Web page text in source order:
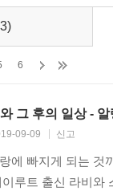
사람이 다른 사람
불완전하게 끝날
고 깨달음은 너
기술’이라고 강
나는 깨달음의 순
6
그 후의 일상 -
09-09 신고
에 빠지게 되는
루트 출신 라비